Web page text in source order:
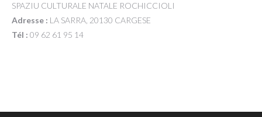
SPAZIU CULTURALE NATALE ROCHICCIOLI
Adresse : LA SARRA, 20130 CARGESE
Tél : 09 62 61 95 14